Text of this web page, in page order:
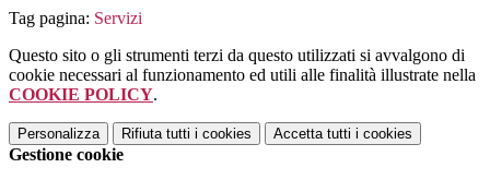
Tag pagina: Servizi
Questo sito o gli strumenti terzi da questo utilizzati si avvalgono di
cookie necessari al funzionamento ed utili alle finalità illustrate nella
COOKIE POLICY.
Personalizza Rifiuta tutti i cookies Accetta tutti i cookies
Gestione cookie